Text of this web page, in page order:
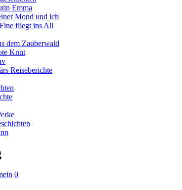
Emma
Mond und ich
fliegt ins All
dem Zauberwald
Knut
Reiseberichte
0